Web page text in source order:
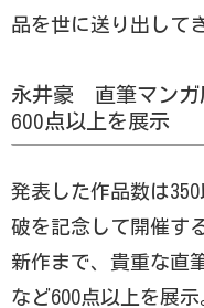
品を世に送り出して
永井豪 直筆マンガ
600点以上を展示
発表した作品数は
破を記念して開催す
新作まで、貴重な直
など600点以上を展示